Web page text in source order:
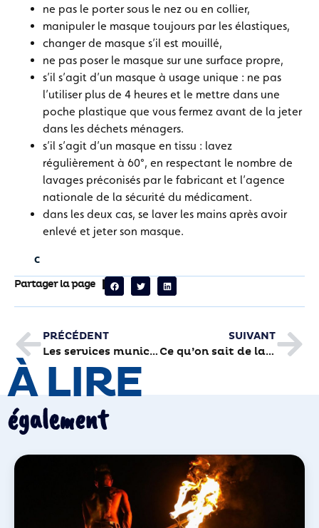
ne pas le porter sous le nez ou en collier,
manipuler le masque toujours par les élastiques,
changer de masque s’il est mouillé,
ne pas poser le masque sur une surface propre,
s’il s’agit d’un masque à usage unique : ne pas
l’utiliser plus de 4 heures et le mettre dans une
poche plastique que vous fermez avant de la jeter
dans les déchets ménagers.
s’il s’agit d’un masque en tissu : lavez
régulièrement à 60°, en respectant le nombre de
lavages préconisés par le fabricant et l’agence
nationale de la sécurité du médicament.
dans les deux cas, se laver les mains après avoir
enlevé et jeter son masque.
Partager la page
PRÉCÉDENT
Les services municipaux se préparent au déconfinement
SUIVANT
Ce qu’on sait de la réouverture des écoles à Brive
À LIRE
également